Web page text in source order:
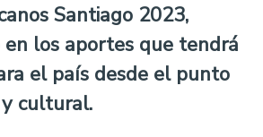
Santiago 2023,
los aportes que tendrá
el país desde el punto
cultural.